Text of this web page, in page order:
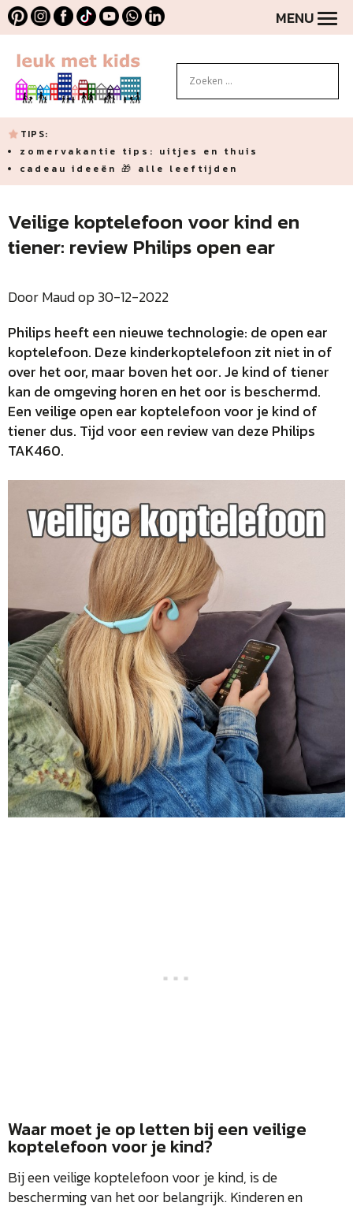
MENU
TIPS:
zomervakantie tips: uitjes en thuis
cadeau ideeën 🎁 alle leeftijden
Veilige koptelefoon voor kind en
tiener: review Philips open ear
Door Maud op 30-12-2022
Philips heeft een nieuwe technologie: de open ear
koptelefoon. Deze kinderkoptelefoon zit niet in of
over het oor, maar boven het oor. Je kind of tiener
kan de omgeving horen en het oor is beschermd.
Een veilige open ear koptelefoon voor je kind of
tiener dus. Tijd voor een review van deze Philips
TAK460.
Waar moet je op letten bij een veilige
koptelefoon voor je kind?
Bij een veilige koptelefoon voor je kind, is de
bescherming van het oor belangrijk. Kinderen en